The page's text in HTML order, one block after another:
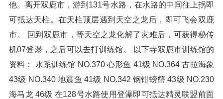
他。离开双鹿市，游到131号水路，在水路的中间往上拐即
可抵达天柱。在天柱顶层遇到天空之龙后，即可飞会双鹿
市。 回到双鹿市，等天空之龙化解了灾难后，可获得秘传
机07登瀑，之后可以去打训练馆。 以下寺双鹿市训练馆的
资料： 水系训练馆 NO.370 心形鱼 41级 NO.364 古拉海象
43级 NO.340 地震鱼 41级 NO.342 钢钳螃蟹 43级 NO.230
海马龙 46级 在128号水路使用登瀑即可抵达精灵联盟前面